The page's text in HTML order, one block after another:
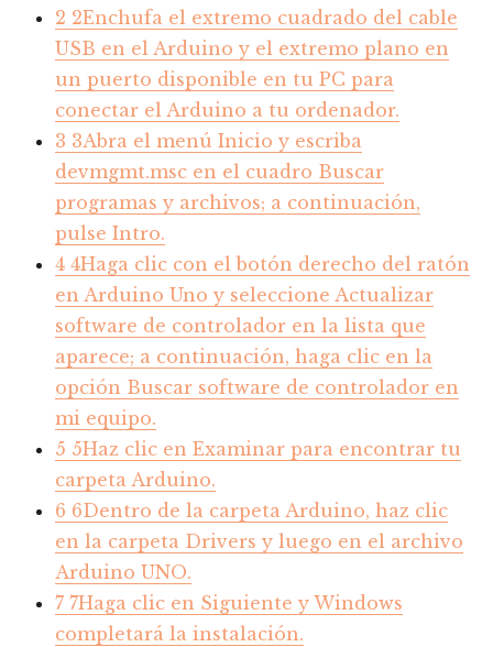
2 2Enchufa el extremo cuadrado del cable
USB en el Arduino y el extremo plano en
un puerto disponible en tu PC para
conectar el Arduino a tu ordenador.
3 3Abra el menú Inicio y escriba
devmgmt.msc en el cuadro Buscar
programas y archivos; a continuación,
pulse Intro.
4 4Haga clic con el botón derecho del ratón
en Arduino Uno y seleccione Actualizar
software de controlador en la lista que
aparece; a continuación, haga clic en la
opción Buscar software de controlador en
mi equipo.
5 5Haz clic en Examinar para encontrar tu
carpeta Arduino.
6 6Dentro de la carpeta Arduino, haz clic
en la carpeta Drivers y luego en el archivo
Arduino UNO.
7 7Haga clic en Siguiente y Windows
completará la instalación.